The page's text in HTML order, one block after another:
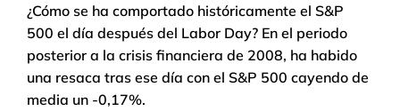
¿Cómo se ha comportado históricamente el S&P
500 el día después del Labor Day? En el periodo
posterior a la crisis financiera de 2008, ha habido
una resaca tras ese día con el S&P 500 cayendo de
media un -0,17%.